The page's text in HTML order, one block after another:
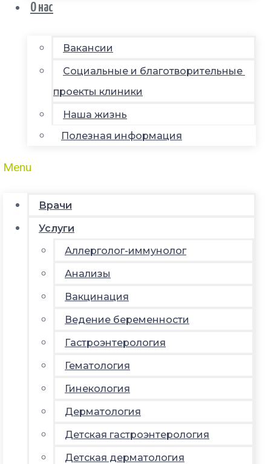
О нас
Вакансии
Социальные и благотворительные
проекты клиники
Наша жизнь
Полезная информация
Menu
Врачи
Услуги
Аллерголог-иммунолог
Анализы
Вакцинация
Ведение беременности
Гастроэнтерология
Гематология
Гинекология
Дерматология
Детская гастроэнтерология
Детская дерматология